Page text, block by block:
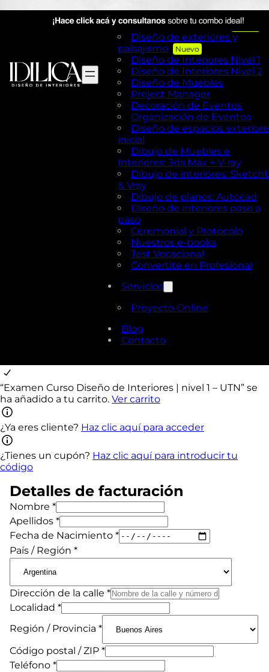
AutoCAD en Diseño de
exteriores y Paisajismo
Diseño de exteriores y
paisajismo
Diseño de Interiores Nivel 1
Diseño de Interiores Nivel 2
Diseño de Muebles
Project Manager
Decoración de Eventos
Organización de Eventos
Diseño de espacios
inicial
Dibujo de Muebles e
Interiores: 3ds Max + V-ray
Dibujo de interiores:
& Vray
Dibujo de planos: Autocad
Diseño de interiores paso a
paso
Ceremonial y Protocolo
Nuestros e-books
Test Vocacional
Convertite en Profesional
Servicios
Proyecto Online
Blog
Contacto
“Examen Curso Diseño de Interiores | nivel 1 – UTN” se
ha añadido a tu carrito. Ver carrito
¿Ya eres cliente? Haz clic aquí para acceder
¿Tienes un cupón? Haz clic aquí para introducir tu
código
Detalles de facturación
Nombre *
Apellidos *
Fecha de Nacimiento *
País / Región *
Dirección de la calle *
Localidad *
Región / Provincia *
Código postal / ZIP *
Teléfono *